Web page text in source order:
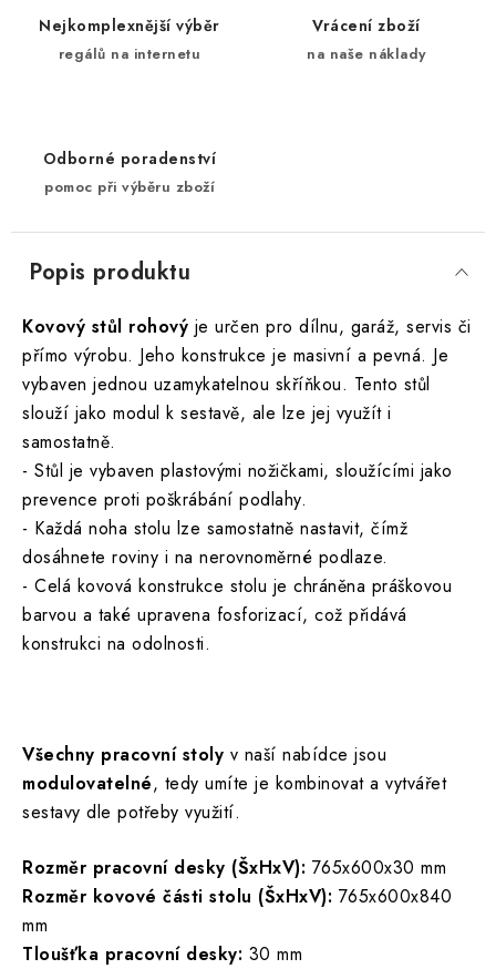
Nejkomplexnější výběr
regálů na internetu
Vrácení zboží
na naše náklady
Odborné poradenství
pomoc při výběru zboží
Popis produktu
Kovový stůl rohový je určen pro dílnu, garáž, servis či
přímo výrobu. Jeho konstrukce je masivní a pevná. Je
vybaven jednou uzamykatelnou skříňkou. Tento stůl
slouží jako modul k sestavě, ale lze jej využít i
samostatně.
- Stůl je vybaven plastovými nožičkami, sloužícími jako
prevence proti poškrábání podlahy.
- Každá noha stolu lze samostatně nastavit, čímž
dosáhnete roviny i na nerovnoměrné podlaze.
- Celá kovová konstrukce stolu je chráněna práškovou
barvou a také upravena fosforizací, což přidává
konstrukci na odolnosti.
Všechny pracovní stoly v naší nabídce jsou
modulovatelné, tedy umíte je kombinovat a vytvářet
sestavy dle potřeby využití.
Rozměr pracovní desky (ŠxHxV): 765x600x30 mm
Rozměr kovové části stolu (ŠxHxV): 765x600x840
mm
Tloušťka pracovní desky: 30 mm